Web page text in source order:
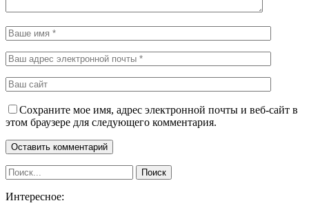
Сохраните мое имя, адрес электронной почты и веб-сайт в
этом браузере для следующего комментария.
Интересное: